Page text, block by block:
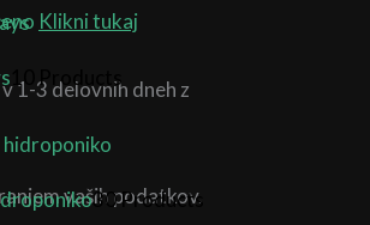
10 Products
30 Products
Klikni tukaj
1-3 delovnih dneh z
vaših podatkov.